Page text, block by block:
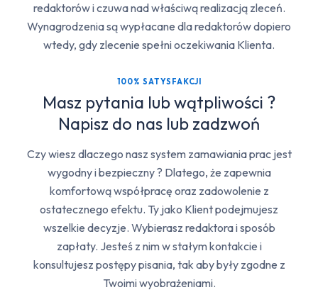
redaktorów i czuwa nad właściwą realizacją zleceń.
Wynagrodzenia są wypłacane dla redaktorów dopiero
wtedy, gdy zlecenie spełni oczekiwania Klienta.
100% SATYSFAKCJI
Masz pytania lub wątpliwości ?
Napisz do nas lub zadzwoń
Czy wiesz dlaczego nasz system zamawiania prac jest
wygodny i bezpieczny ? Dlatego, że zapewnia
komfortową współpracę oraz zadowolenie z
ostatecznego efektu. Ty jako Klient podejmujesz
wszelkie decyzje. Wybierasz redaktora i sposób
zapłaty. Jesteś z nim w stałym kontakcie i
konsultujesz postępy pisania, tak aby były zgodne z
Twoimi wyobrażeniami.